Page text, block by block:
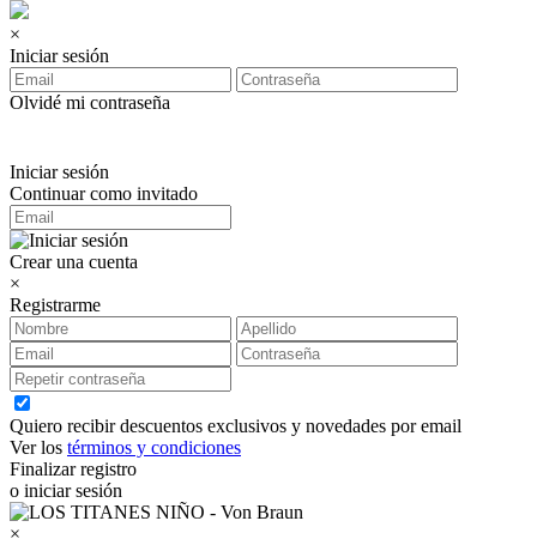
×
Iniciar sesión
Olvidé mi contraseña
Iniciar sesión
Continuar como invitado
Crear una cuenta
×
Registrarme
Quiero recibir descuentos exclusivos y novedades por email
Ver los términos y condiciones
Finalizar registro
o iniciar sesión
×